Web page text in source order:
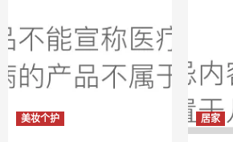
美妆个护 居家